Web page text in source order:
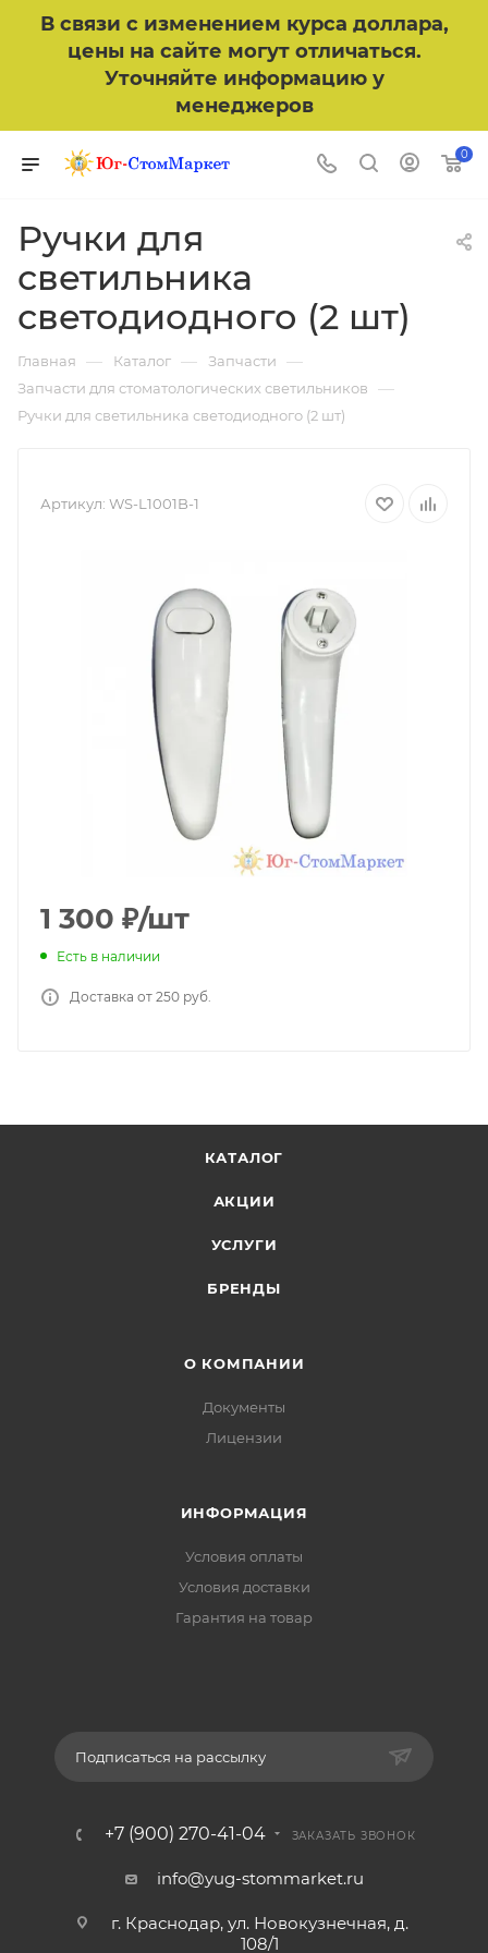
В связи с изменением курса доллара,
цены на сайте могут отличаться.
Уточняйте информацию у
менеджеров
0
Ручки для
светильника
светодиодного (2 шт)
Главная — Каталог — Запчасти —
Запчасти для стоматологических светильников —
Ручки для светильника светодиодного (2 шт)
Артикул: WS-L1001B-1
1 300 ₽/шт
Есть в наличии
Доставка от 250 руб.
КАТАЛОГ
АКЦИИ
УСЛУГИ
БРЕНДЫ
О КОМПАНИИ
Документы
Лицензии
ИНФОРМАЦИЯ
Условия оплаты
Условия доставки
Гарантия на товар
Подписаться на рассылку
+7 (900) 270-41-04 ЗАКАЗАТЬ ЗВОНОК
info@yug-stommarket.ru
г. Краснодар, ул. Новокузнечная, д.
108/1